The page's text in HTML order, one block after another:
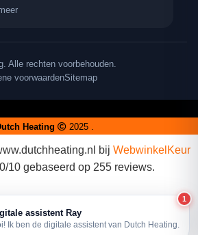
Alle rechten voorbehouden.
voorwaardenSitemap
Heating 2025 .
bij WebwinkelKeur
10 gebaseerd op 255 reviews.
1
assistent Ray
Ik ben de digitale assistent van Dutch Heating.